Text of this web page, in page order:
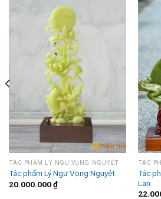
TÁC PHẨM LÝ NGƯ VỌNG NGUYỆT
Tác phẩm Lý Ngư Vọng Nguyệt
20.000.000₫
Tác
Lan